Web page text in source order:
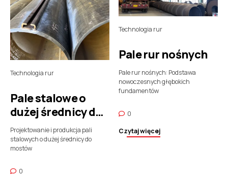
Technologia rur
0
Pale stalowe o
dużej średnicy do
mostów
Projektowanie i produkcja pali
stalowych o dużej średnicy do
mostów
Technologia rur
0
Pale rur nośnych
Pale rur nośnych: Podstawa
nowoczesnych głębokich
fundamentów
Czytaj więcej